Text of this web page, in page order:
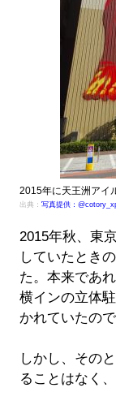
2015年に天王洲アイ
出典： 写真提供：
2015年秋、東
していたとき
た。本来であ
横インの立体
かれていたので
しかし、その
ることはなく